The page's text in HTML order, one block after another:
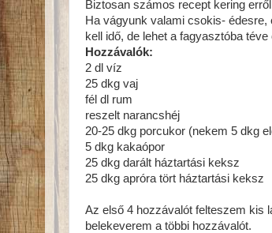
Biztosan számos recept kering
Ha vágyunk valami csokis-
kell idő, de lehet a fagyasztóba
Hozzávalók:
2 dl víz
25 dkg vaj
fél dl rum
reszelt narancshéj
20-25 dkg porcukor (nekem 5 dkg
5 dkg kakaópor
25 dkg darált háztartási keksz
25 dkg apróra tört háztartási keksz
Az első 4 hozzávalót felteszem kis
belekeverem a többi hozzávalót.